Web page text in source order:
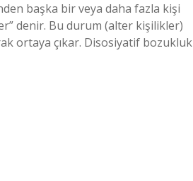
başka bir veya daha fazla kişi
denir. Bu durum (alter kişilikler)
ortaya çıkar. Disosiyatif bozukluk